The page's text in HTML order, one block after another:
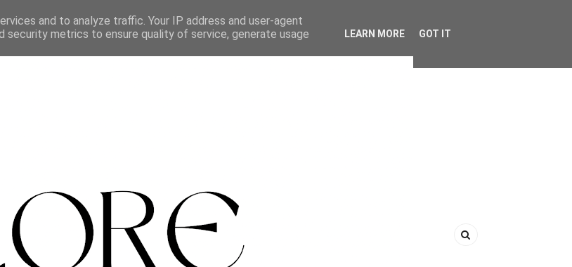
and to analyze traffic. Your IP address and user-agent
security metrics to ensure quality of service, generate usage
LEARN MORE GOT IT